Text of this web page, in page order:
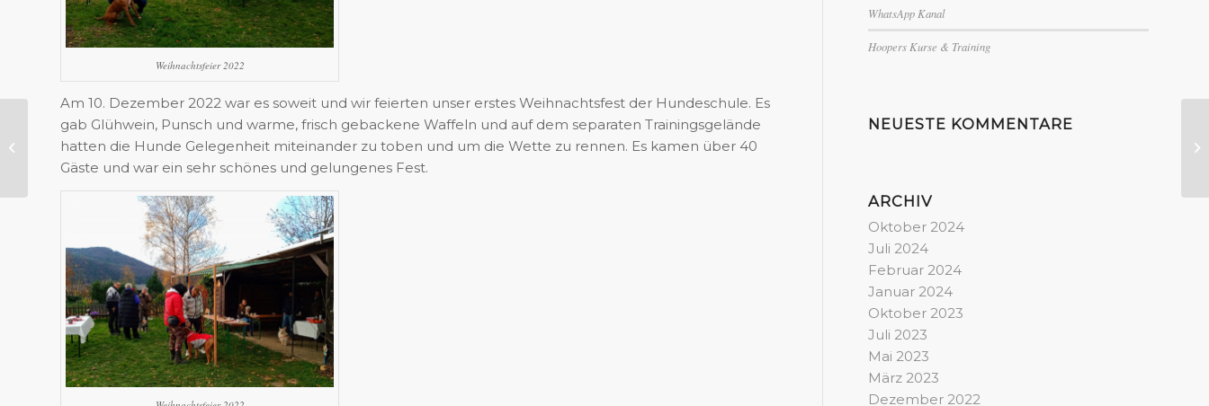
Weihnachtsfeier 2022
Am 10. Dezember 2022 war es soweit und wir feierten unser erstes Weihnachtsfest der Hundeschule. Es
gab Glühwein, Punsch und warme, frisch gebackene Waffeln und auf dem separaten Trainingsgelände
hatten die Hunde Gelegenheit miteinander zu toben und um die Wette zu rennen. Es kamen über 40
Gäste und war ein sehr schönes und gelungenes Fest.
WhatsApp Kanal
Hoopers Kurse & Training
NEUESTE KOMMENTARE
ARCHIV
Oktober 2024
Juli 2024
Februar 2024
Januar 2024
Oktober 2023
Juli 2023
Mai 2023
März 2023
Dezember 2022
Geschenkgutscheine